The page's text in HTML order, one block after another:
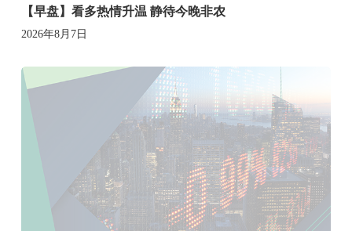
【早盘】看多热情升温 静待今晚非农
2026年8月7日